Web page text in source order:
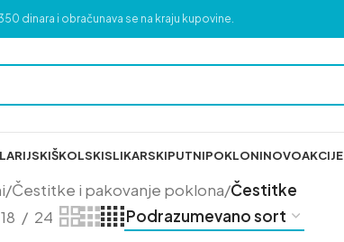
dinara i obračunava se na kraju kupovine.
ŠKOLSKISLIKARSKIPUTNIPOKLONINOVOAKCIJE
/Čestitke i pakovanje poklona/Čestitke
18 24